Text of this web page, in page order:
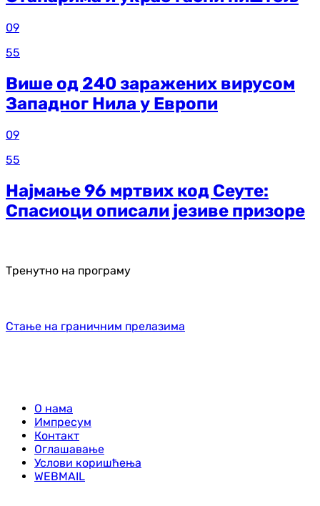
09
55
Више од 240 заражених вирусом
Западног Нила у Европи
09
55
Најмање 96 мртвих код Сеуте:
Спасиоци описали језиве призоре
Тренутно на програму
Стање на граничним прелазима
О нама
Импресум
Контакт
Оглашавање
Услови коришћења
WEBMAIL